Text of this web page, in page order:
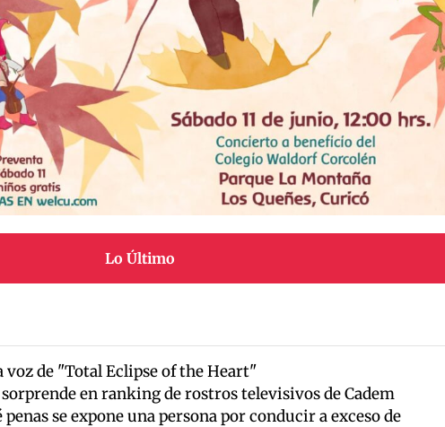
Lo Último
voz de "Total Eclipse of the Heart"
en ranking de rostros televisivos de Cadem
penas se expone una persona por conducir a exceso de